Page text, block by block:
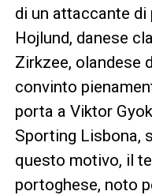
di un attaccante di
Hojlund, danese
Zirkzee, olandese
convinto
porta a Viktor
Sporting Lisbona,
questo motivo, il
portoghese, noto